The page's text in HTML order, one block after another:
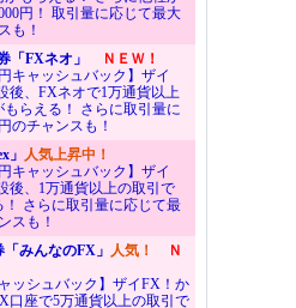
円！ 取引量に応じて最大
も！
「FXネオ」
ＮＥＷ！
円キャッシュバック】ザイ
後、FXネオで1万通貨以上
もらえる！ さらに取引量に
のチャンスも！
」 人気上昇中！
円キャッシュバック】ザイ
後、1万通貨以上の取引で
！ さらに取引量に応じて最
スも！
みんなのFX」 人気！
Ｎ
ッシュバック】ザイFX！か
口座で5万通貨以上の取引で